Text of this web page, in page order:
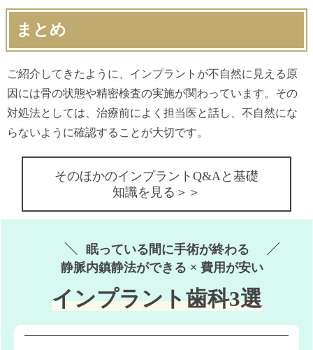
まとめ
ご紹介してきたように、インプラントが不自然に見える原
因には骨の状態や精密検査の実施が関わっています。その
対処法としては、治療前によく担当医と話し、不自然にな
らないように確認することが大切です。
そのほかのインプラントQ&Aと基礎
知識を見る＞＞
眠っている間に手術が終わる
静脈内鎮静法ができる × 費用が安い
インプラント歯科3選